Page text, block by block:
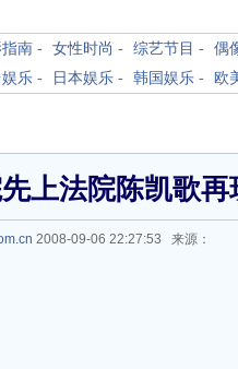
南 - 女性时尚 - 综艺节目 - 偶
乐 - 日本娱乐 - 韩国娱乐 - 欧
上法院陈凯歌再
2008-09-06 22:27:53 来源：